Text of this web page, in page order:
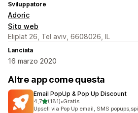
Sviluppatore
Adoric
Sito web
Eliplat 26, Tel aviv, 6608026, IL
Lanciata
16 marzo 2020
Altre app come questa
Email PopUp & Pop Up Discount
4,7stelle su 5
(181)
181 recensioni totali
•Gratis
Upsell via Pop Up email, SMS